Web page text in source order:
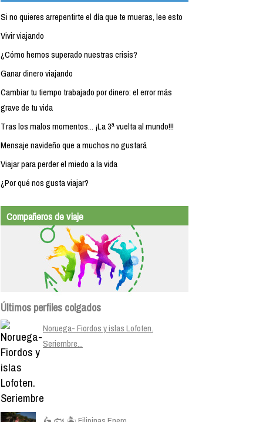
Si no quieres arrepentirte el día que te mueras, lee esto
Vivir viajando
¿Cómo hemos superado nuestras crisis?
Ganar dinero viajando
Cambiar tu tiempo trabajado por dinero: el error más
grave de tu vida
Tras los malos momentos... ¡La 3ª vuelta al mundo!!!
Mensaje navideño que a muchos no gustará
Viajar para perder el miedo a la vida
¿Por qué nos gusta viajar?
Compañeros de viaje
Últimos perfiles colgados
Noruega- Fiordos y islas Lofoten.
Seriembre...